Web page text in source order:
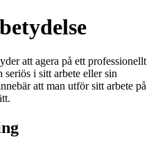
att agera på ett professionellt
i sitt arbete eller sin
att man utför sitt arbete på